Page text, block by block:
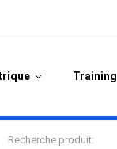
Training